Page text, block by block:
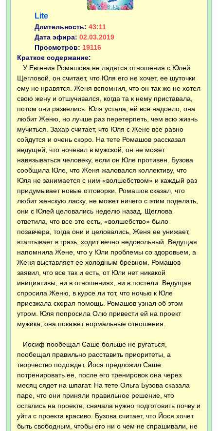
Lite
Длительность: 43:11
Дата эфира: 02.03.2019
Просмотров: 19116
Краткое содержание:
У Евгения Ромашова не ладятся отношения с Юлей
Щегловой, он считает, что Юля его не хочет, ее шуточки
ему не нравятся. Женя вспомнил, что он так же не хотел
свою жену и отшучивался, когда та к нему приставала,
потом они развелись. Юля устала, ей все надоело, она
любит Женю, но лучше раз перетерпеть, чем всю жизнь
мучиться. Захар считает, что Юля с Жене все равно
сойдутся и очень скоро. На тете Ромашов рассказал
ведущей, что ночевал в мужской, он не может
навязываться человеку, если он Юле противен. Бузова
сообщила Юле, что Женя жаловался коллективу, что
Юля не занимается с ним «волшебством» и каждый раз
придумывает новые отговорки. Ромашов сказал, что
любит женскую ласку, не может ничего с этим поделать,
они с Юлей целовались неделю назад. Щеглова
ответила, что все это есть, «волшебство» было
позавчера, тогда они и целовались, Женя ее унижает,
втаптывает в грязь, ходит вечно недовольный. Ведущая
напомнила Жене, что у Юли проблемы со здоровьем, а
Женя выставляет ее холодным бревном. Ромашов
заявил, что все так и есть, от Юли нет никакой
инициативы, ни в отношениях, ни в постели. Ведущая
спросила Женю, в курсе ли тот, что ночью к Юле
приезжала скорая помощь. Ромашов узнал об этом
утром. Юля попросила Олю привести ей на проект
мужика, она покажет нормальные отношения.
Иосиф пообещал Саше больше не ругаться,
пообещал правильно расставить приоритеты, а
творчество подождет. Йося предложил Саше
потренировать ее, после его тренировок она через
месяц сядет на шпагат. На тете Ольга Бузова сказала
паре, что они приняли правильное решение, что
остались на проекте, сначала нужно подготовить почву и
уйти с проекта красиво. Бузова считает, что Йося хочет
быть свободным, чтобы его ни о чем не спрашивали, не